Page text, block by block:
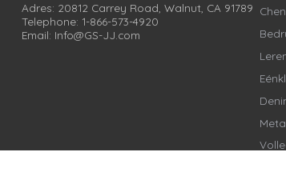
Adres: 20812 Carrey Road, Walnut, CA 91789
Telephone: 1-866-573-4920
Email: Info@GS-JJ.com